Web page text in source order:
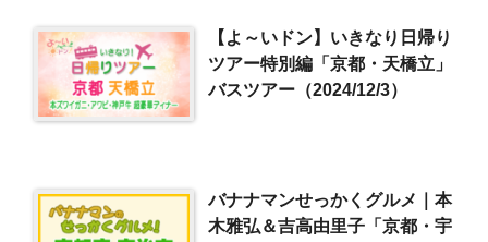
【よ～いドン】いきなり日帰り
ツアー特別編「京都・天橋立」
バスツアー（2024/12/3）
バナナマンせっかくグルメ｜本
木雅弘＆吉高由里子「京都・宇